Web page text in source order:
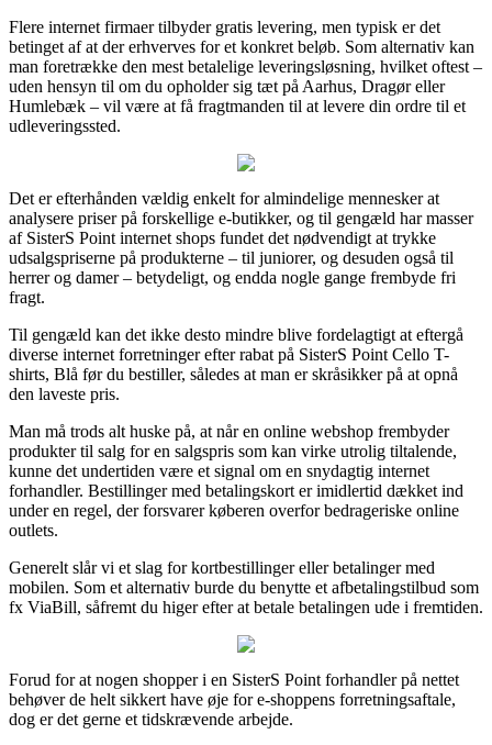
Flere internet firmaer tilbyder gratis levering, men typisk er det
betinget af at der erhverves for et konkret beløb. Som alternativ kan
man foretrække den mest betalelige leveringsløsning, hvilket oftest –
uden hensyn til om du opholder sig tæt på Aarhus, Dragør eller
Humlebæk – vil være at få fragtmanden til at levere din ordre til et
udleveringssted.
Det er efterhånden vældig enkelt for almindelige mennesker at
analysere priser på forskellige e-butikker, og til gengæld har masser
af SisterS Point internet shops fundet det nødvendigt at trykke
udsalgspriserne på produkterne – til juniorer, og desuden også til
herrer og damer – betydeligt, og endda nogle gange frembyde fri
fragt.
Til gengæld kan det ikke desto mindre blive fordelagtigt at eftergå
diverse internet forretninger efter rabat på SisterS Point Cello T-
shirts, Blå før du bestiller, således at man er skråsikker på at opnå
den laveste pris.
Man må trods alt huske på, at når en online webshop frembyder
produkter til salg for en salgspris som kan virke utrolig tiltalende,
kunne det undertiden være et signal om en snydagtig internet
forhandler. Bestillinger med betalingskort er imidlertid dækket ind
under en regel, der forsvarer køberen overfor bedrageriske online
outlets.
Generelt slår vi et slag for kortbestillinger eller betalinger med
mobilen. Som et alternativ burde du benytte et afbetalingstilbud som
fx ViaBill, såfremt du higer efter at betale betalingen ude i fremtiden.
Forud for at nogen shopper i en SisterS Point forhandler på nettet
behøver de helt sikkert have øje for e-shoppens forretningsaftale,
dog er det gerne et tidskrævende arbejde.